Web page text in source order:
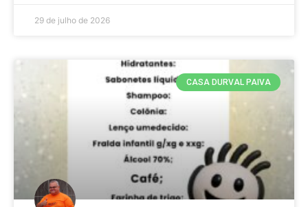
29 de julho de 2026
CASA DURVAL PAIVA